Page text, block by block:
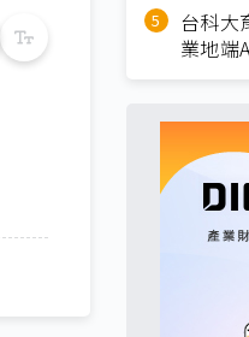
台科大
業地端